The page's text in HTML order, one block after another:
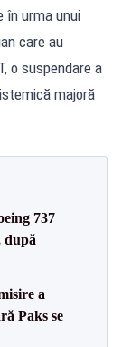
în urma unui
care au
o suspendare a
majoră
737
după
a
Paks se